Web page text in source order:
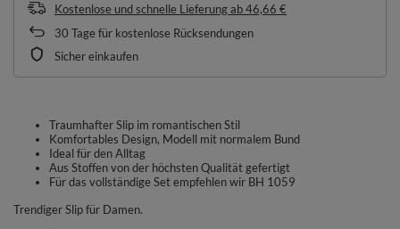
Kostenlose und schnelle Lieferungab46,66 €
30 Tage für kostenlose Rücksendungen
Sicher einkaufen
Traumhafter Slip im romantischen Stil
Komfortables Design, Modell mit normalem Bund
Ideal für den Alltag
Aus Stoffen von der höchsten Qualität gefertigt
Für das vollständige Set empfehlen wir BH 1059
Trendiger Slip für Damen.